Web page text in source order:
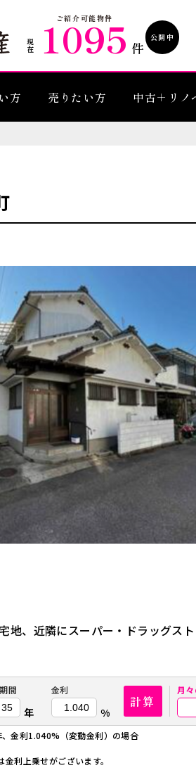
現在
ご紹介可能物件
1095 件
公開中
方 売りたい方 中古＋リノ
地、近隣にスーパー・ドラッグス
間
年
金利
%
計算
月
金利1.040%（変動金利）の場合
利上乗せがございます。